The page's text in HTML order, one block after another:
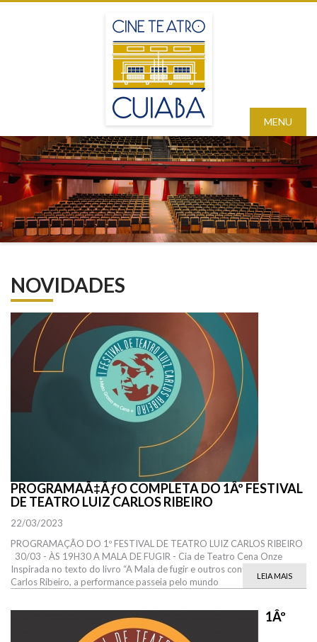
MENU
NOVIDADES
PROGRAMAÃ‡ÃƒO COMPLETA DO 1Âº FESTIVAL
DE TEATRO LUIZ CARLOS RIBEIRO
22/03/2023
PROGRAMAÇÃO DO 1º FESTIVAL DE TEATRO LUIZ CARLOS RIBEIRO
30/03 - ÀS 19H30 A MALA DE FUGIR - Cia de Teatro Cena Onze
Inspirada no texto do livro “A Mala de fugir e outros contos”, de Luiz
Carlos Ribeiro, a performance passeia pelo mundo
LEIA MAIS
1Âº